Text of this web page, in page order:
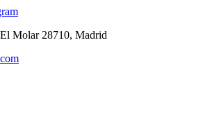
Molar 28710, Madrid